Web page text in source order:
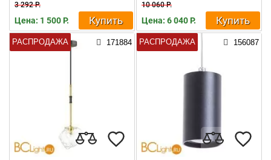
3 292 Р.
Цена: 1 500 Р. Купить
10 060 Р.
Цена: 6 040 Р. Купить
РАСПРОДАЖА 171884 РАСПРОДАЖА 156087